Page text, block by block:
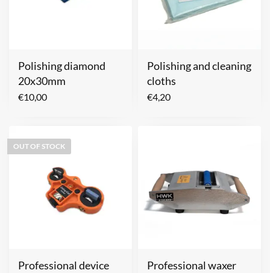
Polishing diamond
20x30mm
€10,00
Polishing and cleaning
cloths
€4,20
OUT OF STOCK
Professional device
Professional waxer